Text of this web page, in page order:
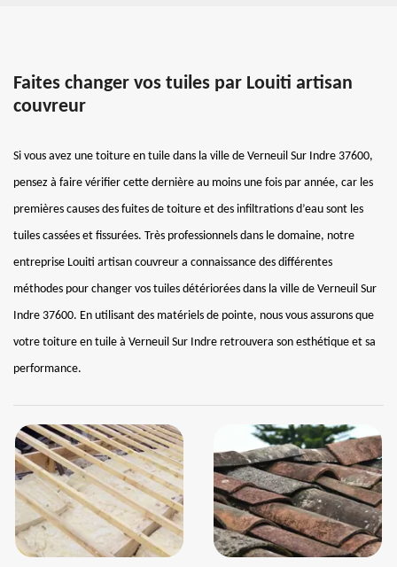
Faites changer vos tuiles par Louiti artisan
couvreur
Si vous avez une toiture en tuile dans la ville de Verneuil Sur Indre 37600,
pensez à faire vérifier cette dernière au moins une fois par année, car les
premières causes des fuites de toiture et des infiltrations d’eau sont les
tuiles cassées et fissurées. Très professionnels dans le domaine, notre
entreprise Louiti artisan couvreur a connaissance des différentes
méthodes pour changer vos tuiles détériorées dans la ville de Verneuil Sur
Indre 37600. En utilisant des matériels de pointe, nous vous assurons que
votre toiture en tuile à Verneuil Sur Indre retrouvera son esthétique et sa
performance.